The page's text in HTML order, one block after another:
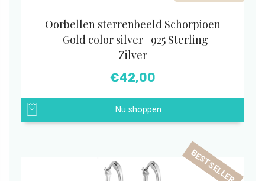
Oorbellen sterrenbeeld Schorpioen
| Gold color silver | 925 Sterling
Zilver
€42,00
Nu shoppen
BESTSELLER